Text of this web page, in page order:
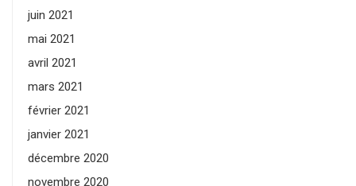
juin 2021
mai 2021
avril 2021
mars 2021
février 2021
janvier 2021
décembre 2020
novembre 2020